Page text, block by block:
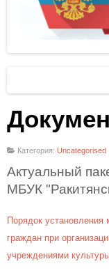
Категория: Uncategorised
Актуальный
МБУК
Порядок
граждан при
учреждениями